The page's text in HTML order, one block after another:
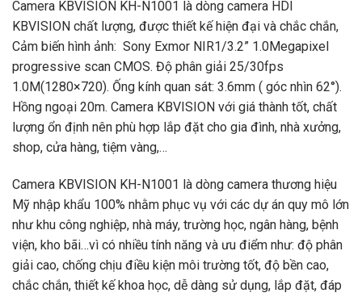
Camera KBVISION KH-N1001 là dòng camera HDI
KBVISION chất lượng, được thiết kế hiện đại và chắc chắn,
Cảm biến hình ảnh: Sony Exmor NIR1/3.2” 1.0Megapixel
progressive scan CMOS. Độ phân giải 25/30fps
1.0M(1280×720). Ống kính quan sát: 3.6mm ( góc nhìn 62°).
Hồng ngoại 20m. Camera KBVISION với giá thành tốt, chất
lượng ổn định nên phù hợp lắp đặt cho gia đình, nhà xưởng,
shop, cửa hàng, tiệm vàng,…
Camera KBVISION KH-N1001 là dòng camera thương hiệu
Mỹ nhập khẩu 100% nhằm phục vụ với các dự án quy mô lớn
như khu công nghiệp, nhà máy, trường học, ngân hàng, bệnh
viện, kho bãi…vì có nhiều tính năng và ưu điểm như: độ phân
giải cao, chống chịu điều kiện môi trường tốt, độ bền cao,
chắc chắn, thiết kế khoa học, dễ dàng sử dụng, lắp đặt, đáp